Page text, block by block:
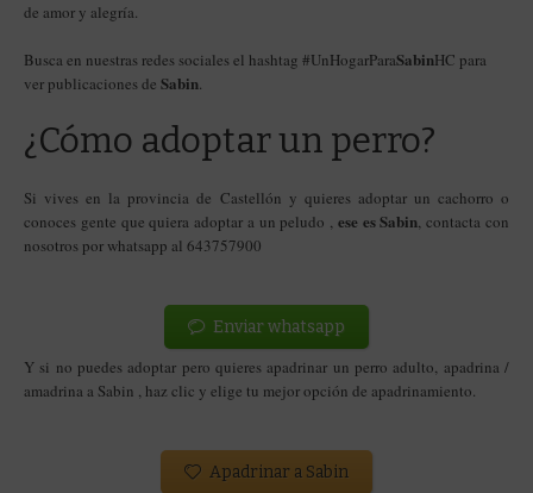
de amor y alegría.
Busca en nuestras redes sociales el hashtag #UnHogarParaSabinHC para
ver publicaciones de Sabin.
¿Cómo adoptar un perro?
Si vives en la provincia de Castellón y quieres adoptar un cachorro o
conoces gente que quiera adoptar a un peludo , ese es Sabin, contacta con
nosotros por whatsapp al 643757900
Enviar whatsapp
Y si no puedes adoptar pero quieres apadrinar un perro adulto, apadrina /
amadrina a Sabin , haz clic y elige tu mejor opción de apadrinamiento.
Apadrinar a Sabin